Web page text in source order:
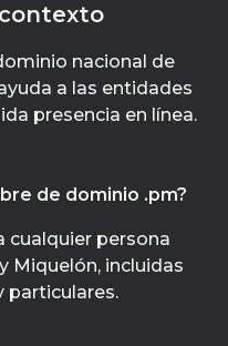
nacional de
a las entidades
presencia en línea.
de dominio .pm?
cualquier persona
Miquelón, incluidas
particulares.